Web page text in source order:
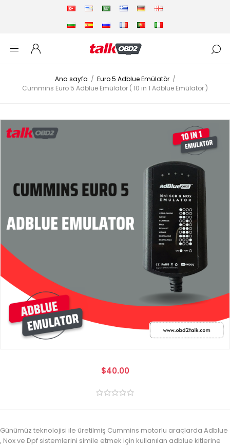
Ana sayfa / Euro 5 Adblue Emülatör /
Cummins Euro 5 Adblue Emülatör ( 10 in 1 Adblue Emülatör )
$40.00
Günümüz teknolojisi ile üretilmiş Cummins motorlu araçlarda Adblue
, Nox ve Dpf sistemlerini simile etmek için kullanılan adblue kitlerine